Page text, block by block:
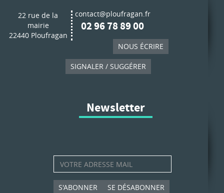
22 rue de la
mairie
22440 Ploufragan
contact@ploufragan.fr
02 96 78 89 00
NOUS ÉCRIRE
SIGNALER / SUGGÉRER
Newsletter
S'ABONNER SE DÉSABONNER